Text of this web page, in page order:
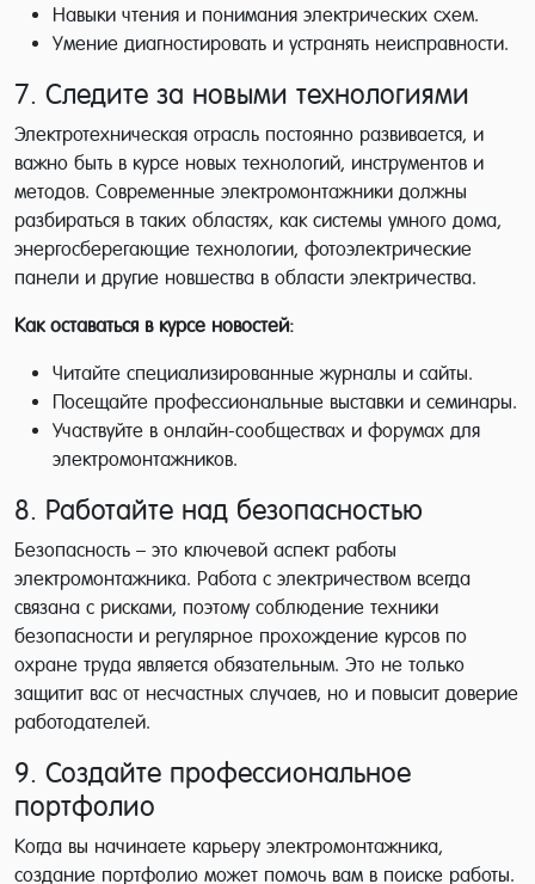
Навыки чтения и понимания электрических схем.
Умение диагностировать и устранять неисправности.
7. Следите за новыми технологиями
Электротехническая отрасль постоянно развивается, и
важно быть в курсе новых технологий, инструментов и
методов. Современные электромонтажники должны
разбираться в таких областях, как системы умного дома,
энергосберегающие технологии, фотоэлектрические
панели и другие новшества в области электричества.
Как оставаться в курсе новостей:
Читайте специализированные журналы и сайты.
Посещайте профессиональные выставки и семинары.
Участвуйте в онлайн-сообществах и форумах для
электромонтажников.
8. Работайте над безопасностью
Безопасность – это ключевой аспект работы
электромонтажника. Работа с электричеством всегда
связана с рисками, поэтому соблюдение техники
безопасности и регулярное прохождение курсов по
охране труда является обязательным. Это не только
защитит вас от несчастных случаев, но и повысит доверие
работодателей.
9. Создайте профессиональное
портфолио
Когда вы начинаете карьеру электромонтажника,
создание портфолио может помочь вам в поиске работы.